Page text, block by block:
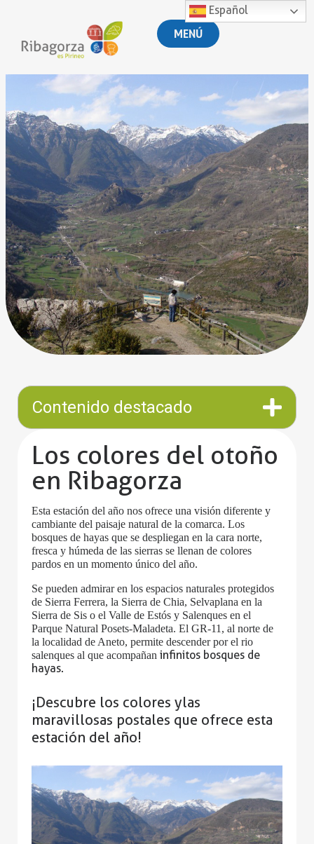
MENÚ
Contenido destacado
Los colores del otoño
en Ribagorza
Esta estación del año nos ofrece una visión diferente y
cambiante del paisaje natural de la comarca. Los
bosques de hayas que se despliegan en la cara norte,
fresca y húmeda de las sierras se llenan de colores
pardos en un momento único del año.
Se pueden admirar en los espacios naturales protegidos
de Sierra Ferrera, la Sierra de Chia, Selvaplana en la
Sierra de Sis o el Valle de Estós y Salenques en el
Parque Natural Posets-Maladeta. El GR-11, al norte de
la localidad de Aneto, permite descender por el rio
salenques al que acompañan infinitos bosques de
hayas.
¡Descubre los colores y las
maravillosas postales que ofrece esta
estación del año!
Español